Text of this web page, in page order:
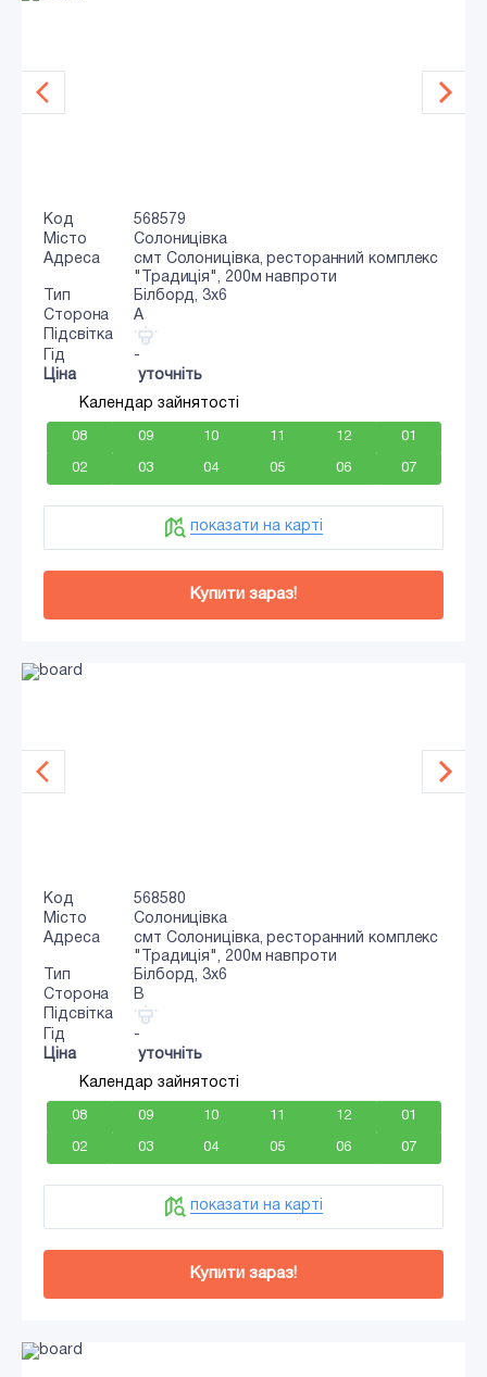
Код
568579
Місто
Солоницівка
Адреса
смт Солоницівка, ресторанний комплекс
"Традиція", 200м навпроти
Тип
Білборд, 3x6
Сторона
A
Підсвітка
Гід
-
Ціна
уточніть
Календар зайнятості
08 09 10 11 12 01
02 03 04 05 06 07
показати на карті
Купити зараз!
Код
568580
Місто
Солоницівка
Адреса
смт Солоницівка, ресторанний комплекс
"Традиція", 200м навпроти
Тип
Білборд, 3x6
Сторона
B
Підсвітка
Гід
-
Ціна
уточніть
Календар зайнятості
08 09 10 11 12 01
02 03 04 05 06 07
показати на карті
Купити зараз!